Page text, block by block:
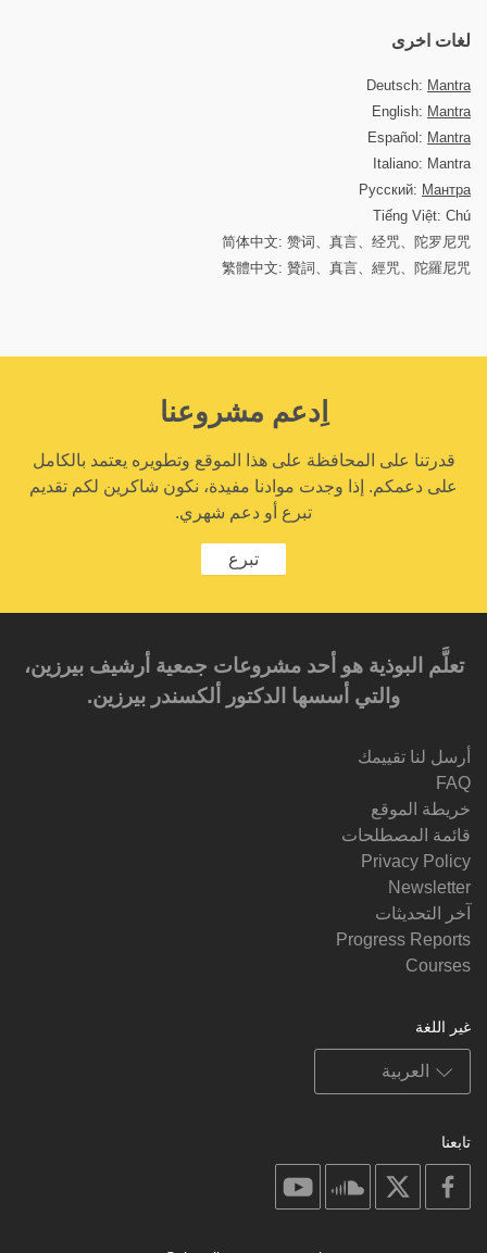
لغات اخرى
Deutsch: Mantra
English: Mantra
Español: Mantra
Italiano: Mantra
Русский: Мантра
Tiếng Việt: Chú
简体中文: 赞词、真言、经咒、陀罗尼咒
繁體中文: 贊詞、真言、經咒、陀羅尼咒
اِدعم مشروعنا
قدرتنا على المحافظة على هذا الموقع وتطويره يعتمد بالكامل
على دعمكم. إذا وجدت موادنا مفيدة، نكون شاكرين لكم تقديم
تبرع أو دعم شهري.
تبرع
تعلَّم البوذية هو أحد مشروعات جمعية أرشيف بيرزين،
والتي أسسها الدكتور ألكسندر بيرزين.‎‎
أرسل لنا تقييمك
FAQ
خريطة الموقع
قائمة المصطلحات
Privacy Policy
Newsletter
آخر التحديثات
Progress Reports
Courses
غير اللغة
تابعنا
facebook
soundcloud